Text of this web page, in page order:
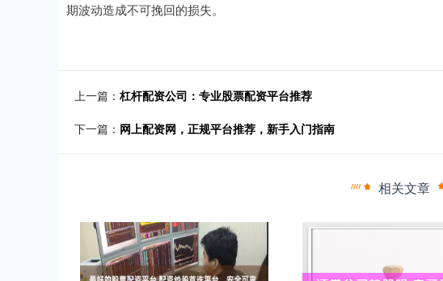
期波动造成不可挽回的损失。
上一篇： 杠杆配资公司：专业股票配资平台推荐
下一篇： 网上配资网，正规平台推荐，新手入门指南
相关文章